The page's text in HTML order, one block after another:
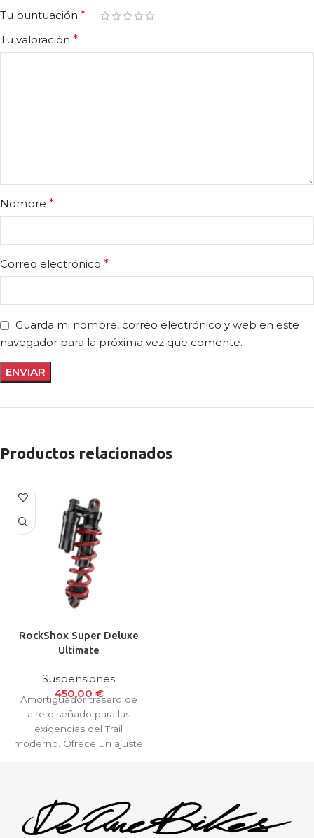
Tu puntuación *
Tu valoración *
Nombre *
Correo electrónico *
Guarda mi nombre, correo electrónico y web en este
navegador para la próxima vez que comente.
Productos relacionados
RockShox Super Deluxe
Ultimate
Suspensiones
450,00 €
Amortiguador trasero de
aire diseñado para las
exigencias del Trail
moderno. Ofrece un ajuste